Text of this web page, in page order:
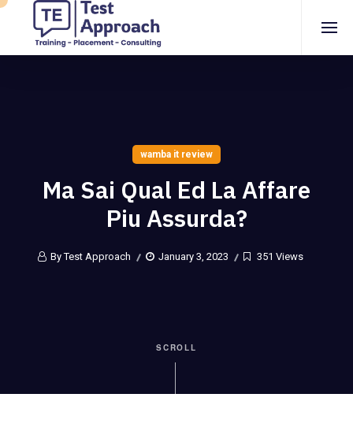
wamba it review
Ma Sai Qual Ed La Affare
Piu Assurda?
By Test Approach January 3, 2023 351 Views
SCROLL